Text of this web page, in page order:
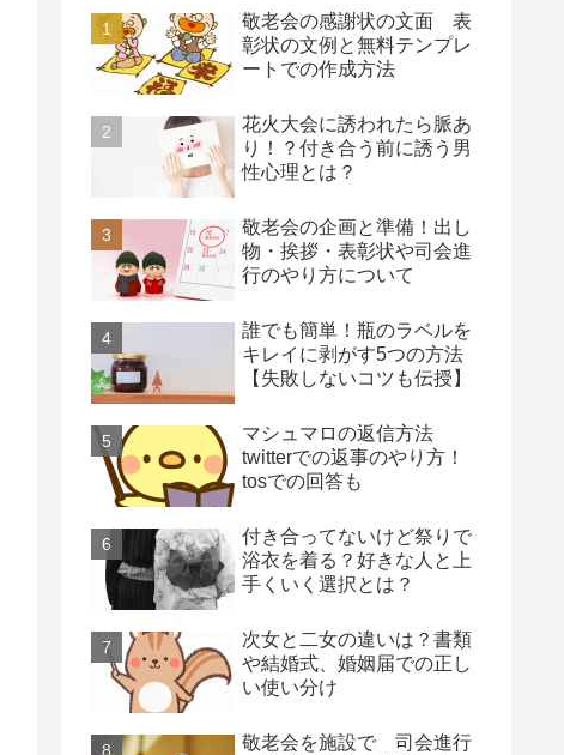
敬老会の感謝状の文面 表
彰状の文例と無料テンプレ
ートでの作成方法
花火大会に誘われたら脈あ
り！？付き合う前に誘う男
性心理とは？
敬老会の企画と準備！出し
物・挨拶・表彰状や司会進
行のやり方について
誰でも簡単！瓶のラベルを
キレイに剥がす5つの方法
【失敗しないコツも伝授】
マシュマロの返信方法
twitterでの返事のやり方！
tosでの回答も
付き合ってないけど祭りで
浴衣を着る？好きな人と上
手くいく選択とは？
次女と二女の違いは？書類
や結婚式、婚姻届での正し
い使い分け
敬老会を施設で 司会進行